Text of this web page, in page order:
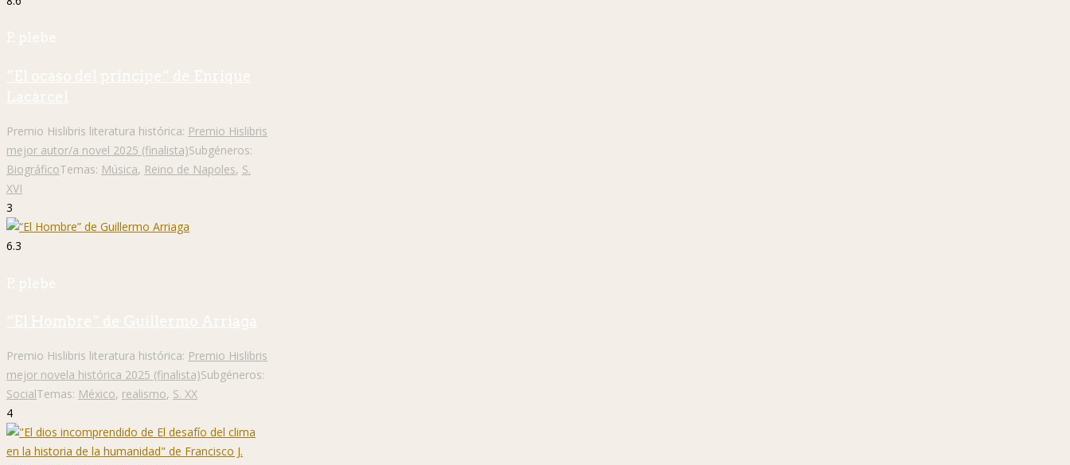
P. plebe
“El ocaso del príncipe” de Enrique
Lacárcel
Premio Hislibris literatura histórica: Premio Hislibris
mejor autor/a novel 2025 (finalista)Subgéneros:
BiográficoTemas: Música, Reino de Napoles, S.
XVI
3
6.3
P. plebe
“El Hombre” de Guillermo Arriaga
Premio Hislibris literatura histórica: Premio Hislibris
mejor novela histórica 2025 (finalista)Subgéneros:
SocialTemas: México, realismo, S. XX
4